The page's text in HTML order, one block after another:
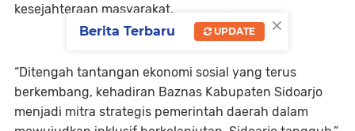
kesejahteraan masyarakat.
“Ditengah tantangan ekonomi sosial yang terus
berkembang, kehadiran Baznas Kabupaten Sidoarjo
menjadi mitra strategis pemerintah daerah dalam
×
Berita Terbaru UPDATE